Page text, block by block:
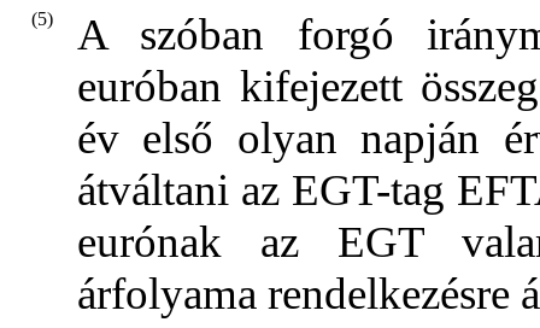
(5)
A szóban forgó
euróban kifejezett
év első olyan napján
átváltani az EGT-tag
eurónak az EGT
árfolyama rendelkezésre